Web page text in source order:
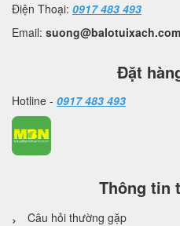
Điện Thoại: 0917 483 493
Email: suong@balotuixach.com
Đặt
Hotline - 0917 483 493
Thông tin
Câu hỏi thường gặp